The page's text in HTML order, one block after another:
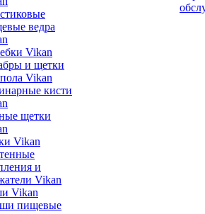
ведра
Vikan
и щетки
Vikan
кисти
щетки
Vikan
и
Vikan
Vikan
пищевые